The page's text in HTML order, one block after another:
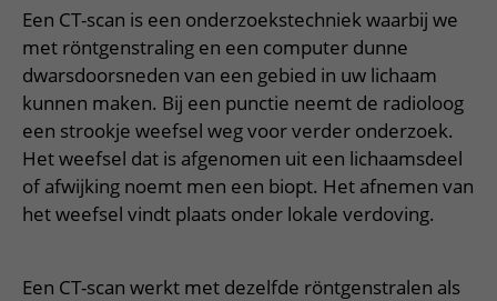
Verpleegafdelingen
Onze zorgverleners
Onderzoeken en diagnostiek
Het Wilhelmina Kinderziekenhuis
Opname in het ziekenhuis
Voorbereiding op uw afspraak
Bloedprikken
Wachttijden
Bezoektijden
Wijzigen patiëntgegevens
Winkels en restaurants
Faciliteiten en voorzieningen
Bezoekregels
Kwaliteit en veiligheid
Spoed
Contactgegevens
Route naar het ziekenhuis
Parkeren
Wegwijs in het ziekenhuis
Contact met verpleegafdeling
Verwijzers
Patiënt verwijzen
Teleconsult aanvragen
Diagnostiek aanvragen
Zorgverlenersportaal
Meer UMC Utrecht
Over UMC Utrecht
Research
Onderwijs
Een CT-scan is een onderzoekstechniek waarbij we
met röntgenstraling en een computer dunne
dwarsdoorsneden van een gebied in uw lichaam
kunnen maken. Bij een punctie neemt de radioloog
een strookje weefsel weg voor verder onderzoek.
Het weefsel dat is afgenomen uit een lichaamsdeel
of afwijking noemt men een biopt. Het afnemen van
het weefsel vindt plaats onder lokale verdoving.
Een CT-scan werkt met dezelfde röntgenstralen als